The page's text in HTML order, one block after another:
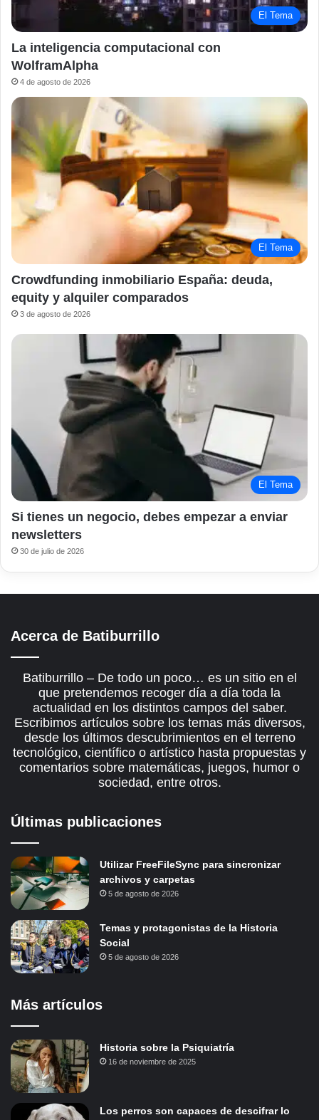
El Tema
La inteligencia computacional con
WolframAlpha
4 de agosto de 2026
El Tema
Crowdfunding inmobiliario España: deuda,
equity y alquiler comparados
3 de agosto de 2026
El Tema
Si tienes un negocio, debes empezar a enviar
newsletters
30 de julio de 2026
Acerca de Batiburrillo
Batiburrillo – De todo un poco… es un sitio en el
que pretendemos recoger día a día toda la
actualidad en los distintos campos del saber.
Escribimos artículos sobre los temas más diversos,
desde los últimos descubrimientos en el terreno
tecnológico, científico o artístico hasta propuestas y
comentarios sobre matemáticas, juegos, humor o
sociedad, entre otros.
Últimas publicaciones
Utilizar FreeFileSync para sincronizar
archivos y carpetas
5 de agosto de 2026
Temas y protagonistas de la Historia
Social
5 de agosto de 2026
Más artículos
Historia sobre la Psiquiatría
16 de noviembre de 2025
Los perros son capaces de descifrar lo